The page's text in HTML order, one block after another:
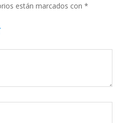
están marcados con *